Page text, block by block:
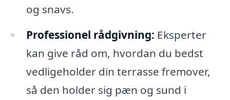
og snavs.
Professionel rådgivning: Eksperter
kan give råd om, hvordan du bedst
vedligeholder din terrasse fremover,
så den holder sig pæn og sund i